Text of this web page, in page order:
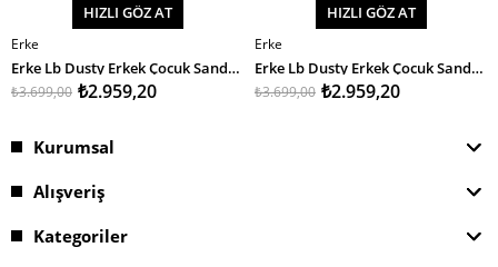
SEPETE EKLE
HIZLI GÖZ AT
Erke
Erke Lb Dusty Erkek Çocuk Sandalet
₺2.959,20
₺3.699,00
SEPETE EKLE
HIZLI GÖZ AT
Erke
Erke Lb Dusty Erkek Çocuk Sandalet
₺2.959,20
₺3.699,00
Kurumsal
Alışveriş
Kategoriler